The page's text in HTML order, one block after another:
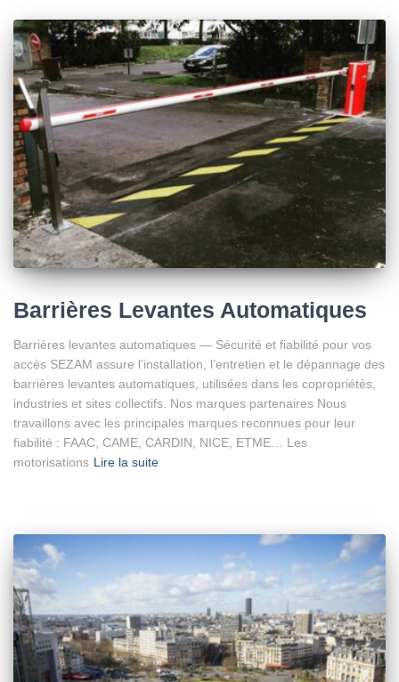
Barrières Levantes Automatiques
Barrières levantes automatiques — Sécurité et fiabilité pour vos
accès SEZAM assure l’installation, l’entretien et le dépannage des
barrières levantes automatiques, utilisées dans les copropriétés,
industries et sites collectifs. Nos marques partenaires Nous
travaillons avec les principales marques reconnues pour leur
fiabilité : FAAC, CAME, CARDIN, NICE, ETME… Les
motorisations Lire la suite